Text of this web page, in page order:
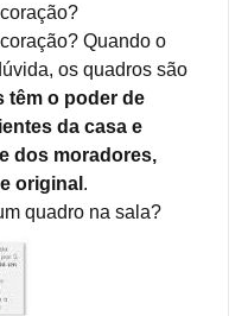
Quando o
os quadros são
têm o poder de
da casa e
dos moradores,
original .
quadro na sala?